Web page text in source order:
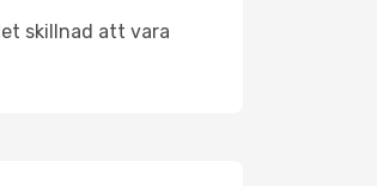
skillnad att vara